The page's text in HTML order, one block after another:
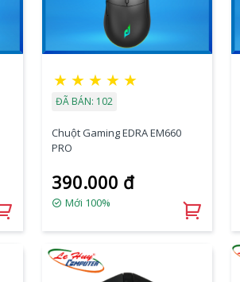
★ ★ ★ ★ ★
ĐÃ BÁN: 102
Chuột Gaming EDRA EM660
PRO
390.000 đ
Mới 100%